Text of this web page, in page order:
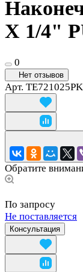
X 1/4"
0
Нет отзывов
Арт. TE721025PK
Обратите
По запросу
Не поставляется
Консультация